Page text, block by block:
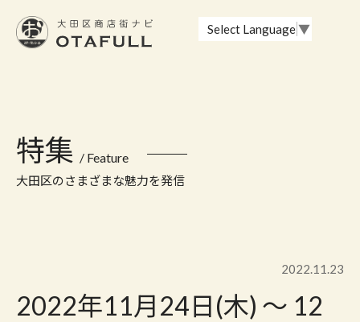
Select Language ▼
特集 / Feature
大田区のさまざまな魅力を発信
2022.11.23
2022年11月24日(木) 〜 12